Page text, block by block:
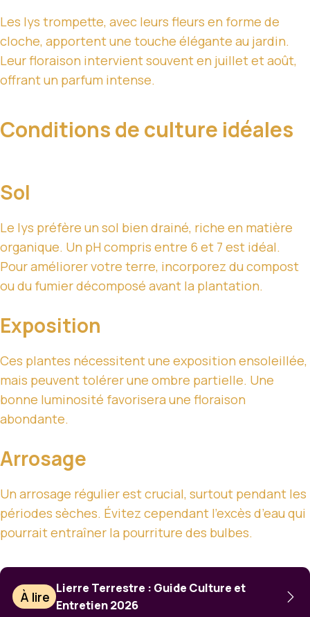
Les lys trompette, avec leurs fleurs en forme de
cloche, apportent une touche élégante au jardin.
Leur floraison intervient souvent en juillet et août,
offrant un parfum intense.
Conditions de culture idéales
Sol
Le lys préfère un sol bien drainé, riche en matière
organique. Un pH compris entre 6 et 7 est idéal.
Pour améliorer votre terre, incorporez du compost
ou du fumier décomposé avant la plantation.
Exposition
Ces plantes nécessitent une exposition ensoleillée,
mais peuvent tolérer une ombre partielle. Une
bonne luminosité favorisera une floraison
abondante.
Arrosage
Un arrosage régulier est crucial, surtout pendant les
périodes sèches. Évitez cependant l’excès d’eau qui
pourrait entraîner la pourriture des bulbes.
À lire
Lierre Terrestre : Guide Culture et
Entretien 2026